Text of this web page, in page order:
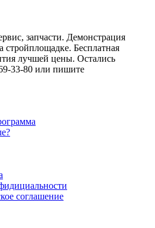
запчасти. Демонстрация
стройплощадке. Бесплатная
лучшей цены. Остались
33-80 или пишите
соглашение